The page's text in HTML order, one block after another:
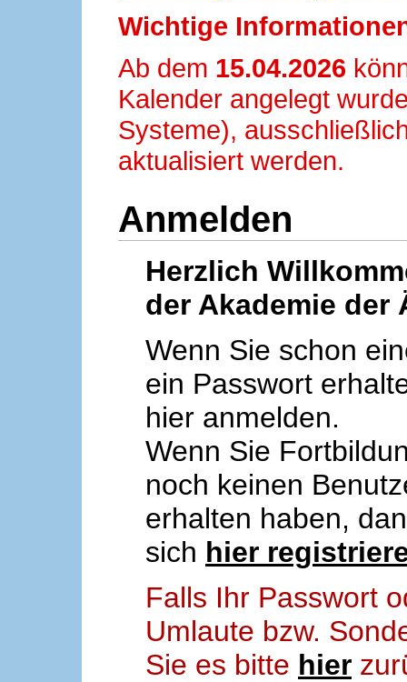
Wichtige
Ab dem 15.04.2026
Kalender angelegt
Systeme),
aktualisiert werden.
Anmelden
Herzlich
der Akademie der
Wenn Sie schon
ein Passwort
hier anmelden.
Wenn Sie
noch keinen
erhalten haben,
sich hier
Falls Ihr Passwort
Umlaute bzw.
Sie es bitte hier